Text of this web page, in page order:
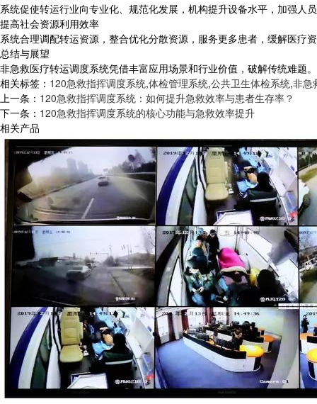
系统促使转运行业向专业化、规范化发展，机构提升设备水平，加强人
提高社会资源利用效率
系统合理调配转运资源，整合优化分散资源，服务更多患者，缓解医疗
总结与展望
非急救医疗转运调度系统凭借丰富应用场景和行业价值，破解传统难题
相关标签： 120急救指挥调度系统,体检管理系统,公共卫生体检系统,非急
上一条： 120急救指挥调度系统：如何提升急救效率与患者生存率？
下一条： 120急救指挥调度系统的核心功能与急救效率提升
相关产品